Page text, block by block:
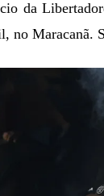
da
no Maracanã.